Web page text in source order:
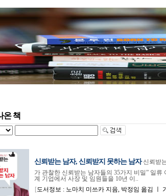
온 책
신뢰받는 남자, 신뢰받지 못하는 남자 신뢰받
가 관찰한 신뢰받는 남자들의 35가지 비밀” 일
계 기업에서 사장 및 임원들을 10년 이..
[도서정보 : 노마치 미쓰카 지음, 박정임 옮김 ㅣ